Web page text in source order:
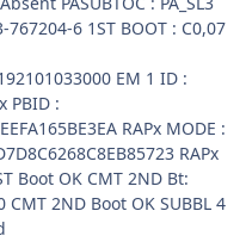
6 1ST BOOT : C0,07
EM 1 ID :
PBID :
RAPx MODE :
RAPx
Boot OK CMT 2ND Bt:
CMT 2ND Boot OK SUBBL 4